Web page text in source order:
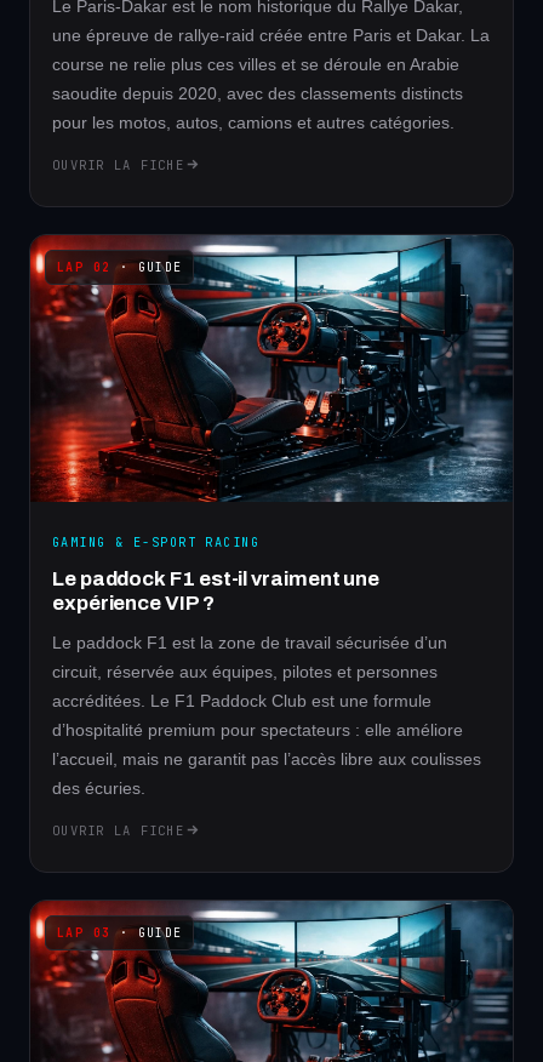
Le Paris-Dakar est le nom historique du Rallye Dakar,
une épreuve de rallye-raid créée entre Paris et Dakar. La
course ne relie plus ces villes et se déroule en Arabie
saoudite depuis 2020, avec des classements distincts
pour les motos, autos, camions et autres catégories.
OUVRIR LA FICHE
· GUIDE
GAMING & E-SPORT RACING
Le paddock F1 est-il vraiment une
expérience VIP ?
Le paddock F1 est la zone de travail sécurisée d’un
circuit, réservée aux équipes, pilotes et personnes
accréditées. Le F1 Paddock Club est une formule
d’hospitalité premium pour spectateurs : elle améliore
l’accueil, mais ne garantit pas l’accès libre aux coulisses
des écuries.
OUVRIR LA FICHE
· GUIDE